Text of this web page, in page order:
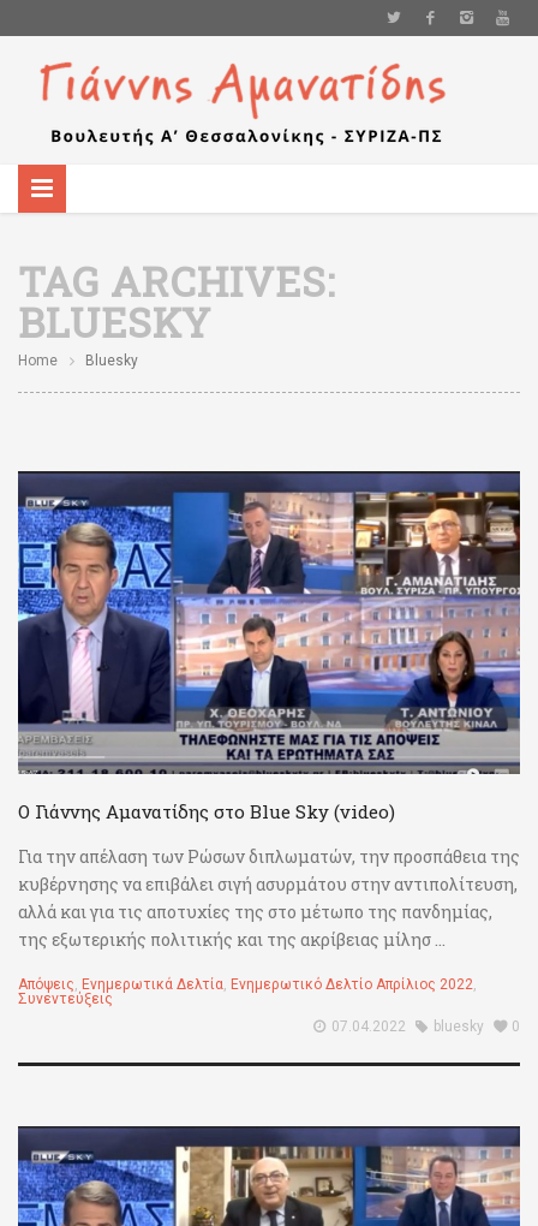
TAG ARCHIVES:
BLUESKY
Home Bluesky
Ο Γιάννης Αμανατίδης στο Blue Sky (video)
Για την απέλαση των Ρώσων διπλωματών, την προσπάθεια της
κυβέρνησης να επιβάλει σιγή ασυρμάτου στην αντιπολίτευση,
αλλά και για τις αποτυχίες της στο μέτωπο της πανδημίας,
της εξωτερικής πολιτικής και της ακρίβειας μίλησ ...
Απόψεις, Ενημερωτικά Δελτία, Ενημερωτικό Δελτίο Απρίλιος 2022,
Συνεντεύξεις
07.04.2022
bluesky 0